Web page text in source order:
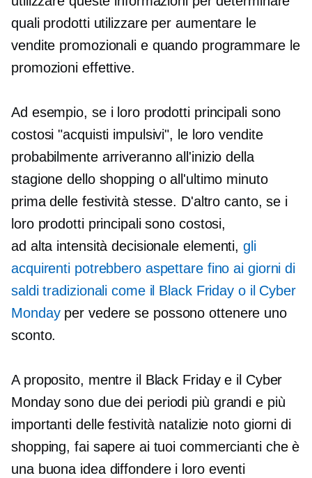
quali prodotti utilizzare per aumentare le
vendite promozionali e quando programmare le
promozioni effettive.
Ad esempio, se i loro prodotti principali sono
costosi "acquisti impulsivi", le loro vendite
probabilmente arriveranno all'inizio della
stagione dello shopping o all'ultimo minuto
prima delle festività stesse. D'altro canto, se i
loro prodotti principali sono costosi,
ad alta intensità decisionale elementi,gli
acquirenti potrebbero aspettare fino ai giorni di
saldi tradizionali come il Black Friday o il Cyber ​​
Mondayper vedere se possono ottenere uno
sconto.
A proposito, mentre il Black Friday e il Cyber ​​
Monday sono due dei periodi più grandi e più
importanti delle festività natalizie notogiorni di
shopping, fai sapere ai tuoi commercianti che è
una buona idea diffondere i loro eventi